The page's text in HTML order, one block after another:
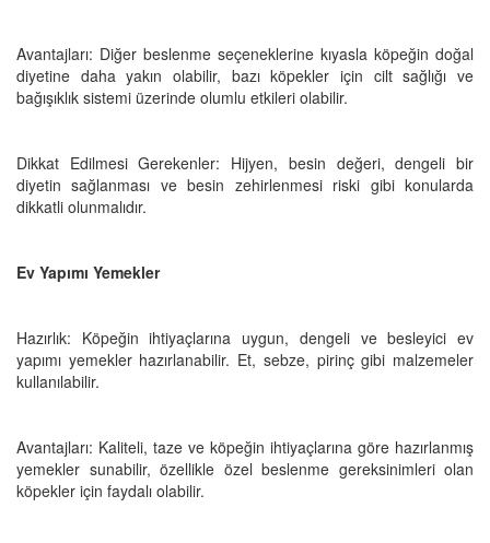
Avantajları: Diğer beslenme seçeneklerine kıyasla köpeğin doğal
diyetine daha yakın olabilir, bazı köpekler için cilt sağlığı ve
bağışıklık sistemi üzerinde olumlu etkileri olabilir.
Dikkat Edilmesi Gerekenler: Hijyen, besin değeri, dengeli bir
diyetin sağlanması ve besin zehirlenmesi riski gibi konularda
dikkatli olunmalıdır.
Ev Yapımı Yemekler
Hazırlık: Köpeğin ihtiyaçlarına uygun, dengeli ve besleyici ev
yapımı yemekler hazırlanabilir. Et, sebze, pirinç gibi malzemeler
kullanılabilir.
Avantajları: Kaliteli, taze ve köpeğin ihtiyaçlarına göre hazırlanmış
yemekler sunabilir, özellikle özel beslenme gereksinimleri olan
köpekler için faydalı olabilir.